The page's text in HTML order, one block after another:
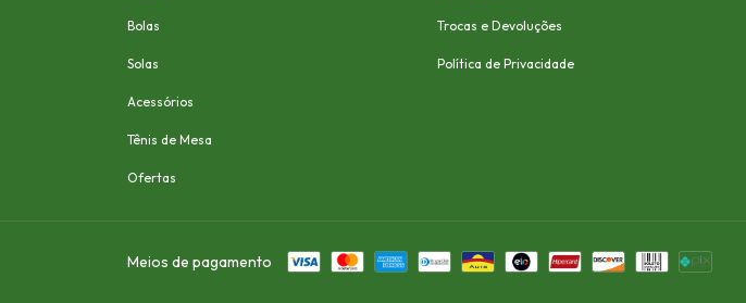
Bolas
Solas
Acessórios
Tênis de Mesa
Ofertas
Trocas e Devoluções
Política de Privacidade
Meios de pagamento